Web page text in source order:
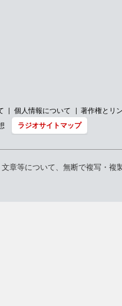
個人情報について
著作権とリ
ラジオサイトマップ
章等について、無断で複写・